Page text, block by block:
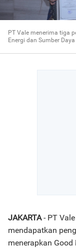
PT Vale menerima tiga
Energi dan Sumber
JAKARTA- PT
mendapatkan
menerapkan